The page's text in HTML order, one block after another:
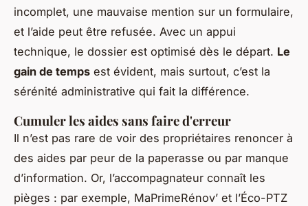
incomplet, une mauvaise mention sur un formulaire,
et l’aide peut être refusée. Avec un appui
technique, le dossier est optimisé dès le départ. Le
gain de temps est évident, mais surtout, c’est la
sérénité administrative qui fait la différence.
Cumuler les aides sans faire d'erreur
Il n’est pas rare de voir des propriétaires renoncer à
des aides par peur de la paperasse ou par manque
d’information. Or, l’accompagnateur connaît les
pièges : par exemple, MaPrimeRénov’ et l’Éco-PTZ